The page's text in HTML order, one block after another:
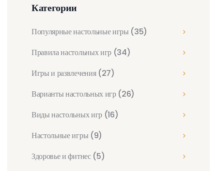
Категории
Популярные настольные игры (35)
Правила настольных игр (34)
Игры и развлечения (27)
Варианты настольных игр (26)
Виды настольных игр (16)
Настольные игры (9)
Здоровье и фитнес (5)